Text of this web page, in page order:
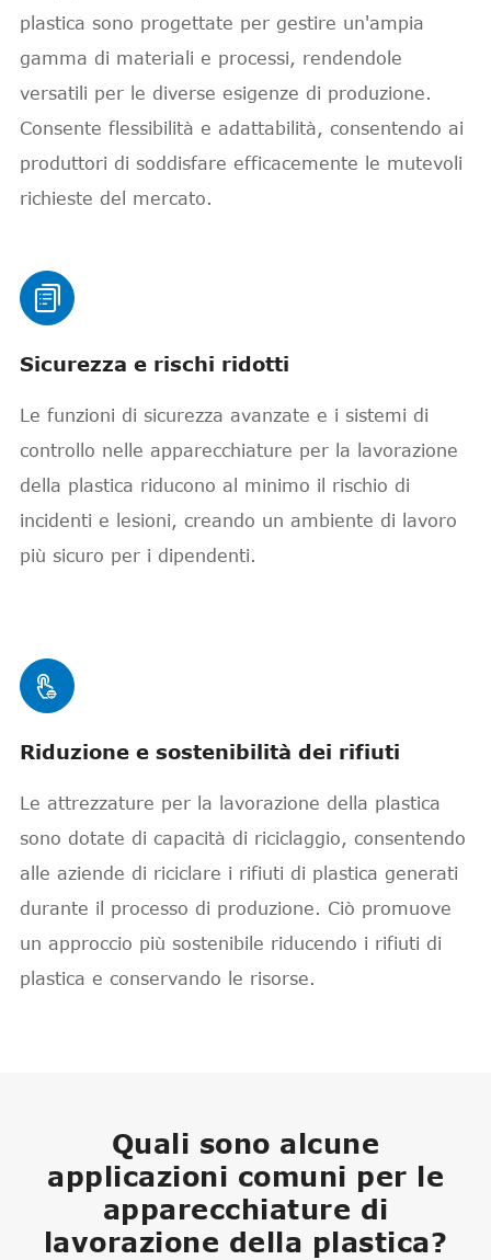
plastica sono progettate per gestire un'ampia
gamma di materiali e processi, rendendole
versatili per le diverse esigenze di produzione.
Consente flessibilità e adattabilità, consentendo ai
produttori di soddisfare efficacemente le mutevoli
richieste del mercato.

Sicurezza e rischi ridotti
Le funzioni di sicurezza avanzate e i sistemi di
controllo nelle apparecchiature per la lavorazione
della plastica riducono al minimo il rischio di
incidenti e lesioni, creando un ambiente di lavoro
più sicuro per i dipendenti.

Riduzione e sostenibilità dei rifiuti
Le attrezzature per la lavorazione della plastica
sono dotate di capacità di riciclaggio, consentendo
alle aziende di riciclare i rifiuti di plastica generati
durante il processo di produzione. Ciò promuove
un approccio più sostenibile riducendo i rifiuti di
plastica e conservando le risorse.
Quali sono alcune
applicazioni comuni per le
apparecchiature di
lavorazione della plastica?